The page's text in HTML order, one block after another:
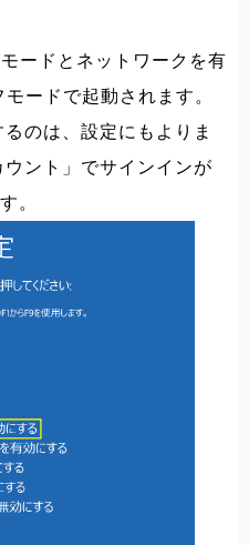
ードとネットワークを有
ードで起動されます。
のは、設定にもよりま
ント」でサインインが
。